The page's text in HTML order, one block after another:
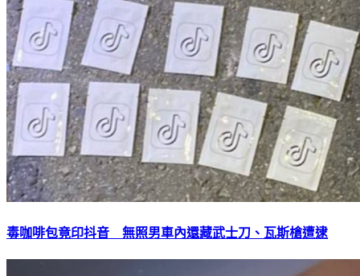
毒咖啡包竟印抖音 無照男車內還藏武士刀、瓦斯槍遭逮